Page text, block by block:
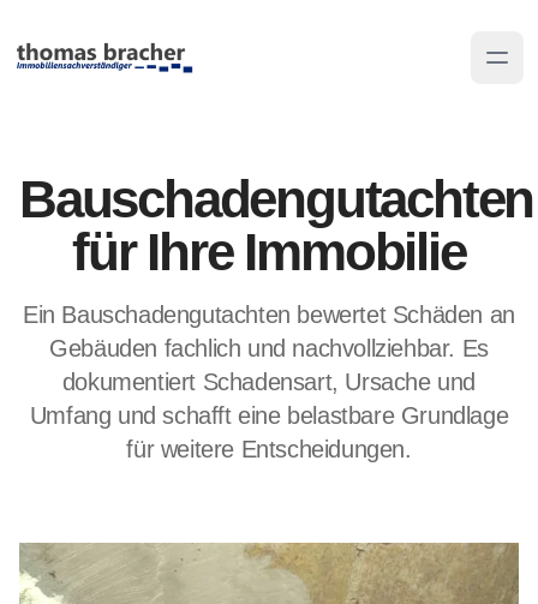
Bauschadengutachten
für Ihre Immobilie
Ein Bauschadengutachten bewertet Schäden an
Gebäuden fachlich und nachvollziehbar. Es
dokumentiert Schadensart, Ursache und
Umfang und schafft eine belastbare Grundlage
für weitere Entscheidungen.